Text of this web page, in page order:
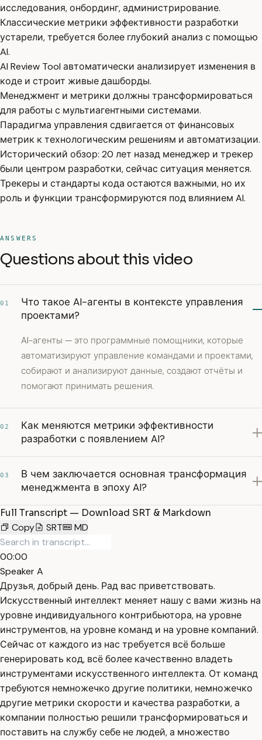
исследования, онбординг, администрирование.
Классические метрики эффективности разработки
устарели, требуется более глубокий анализ с помощью
AI.
AI Review Tool автоматически анализирует изменения в
коде и строит живые дашборды.
Менеджмент и метрики должны трансформироваться
для работы с мультиагентными системами.
Парадигма управления сдвигается от финансовых
метрик к технологическим решениям и автоматизации.
Исторический обзор: 20 лет назад менеджер и трекер
были центром разработки, сейчас ситуация меняется.
Трекеры и стандарты кода остаются важными, но их
роль и функции трансформируются под влиянием AI.
ANSWERS
Questions about this video
01
Что такое AI-агенты в контексте управления
проектами?
AI-агенты — это программные помощники, которые
автоматизируют управление командами и проектами,
собирают и анализируют данные, создают отчёты и
помогают принимать решения.
02
Как меняются метрики эффективности
разработки с появлением AI?
03
В чем заключается основная трансформация
менеджмента в эпоху AI?
Full Transcript — Download SRT & Markdown
Copy
SRT MD
00:00
Speaker A
Друзья, добрый день. Рад вас приветствовать.
Искусственный интеллект меняет нашу с вами жизнь на
уровне индивидуального контрибьютора, на уровне
инструментов, на уровне команд и на уровне компаний.
Сейчас от каждого из нас требуется всё больше
генерировать код, всё более качественно владеть
инструментами искусственного интеллекта. От команд
требуются немножечко другие политики, немножечко
другие метрики скорости и качества разработки, а
компании полностью решили трансформироваться и
поставить на службу себе не людей, а множество